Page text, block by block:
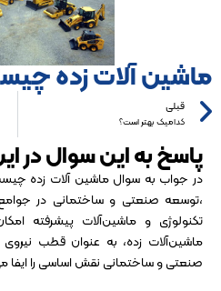
ماشین آلات زده
قبلی
کدامیک بهتر است؟
پاسخ به این سوال در
در جواب به سوال ماشین آلات زده
،توسعه صنعتی و ساختمانی در
تکنولوژی و ماشین‌آلات پیشرفته
ماشین‌آلات زده، به عنوان قطب
صنعتی و ساختمانی نقش اساسی را ایفا